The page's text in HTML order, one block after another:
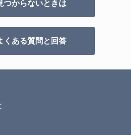
つからないときは
くある質問と回答